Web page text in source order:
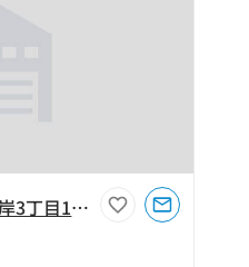
【東京都港区】港区海岸3丁目110坪倉庫